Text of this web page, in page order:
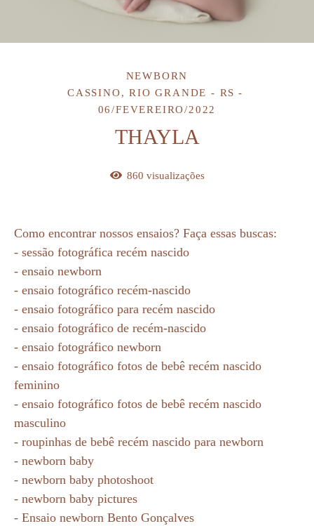
NEWBORN
CASSINO, RIO GRANDE - RS
06/FEVEREIRO/2022
THAYLA
860 visualizações
Como encontrar nossos ensaios? Faça essas buscas:
- sessão fotográfica recém nascido
- ensaio newborn
- ensaio fotográfico recém-nascido
- ensaio fotográfico para recém nascido
- ensaio fotográfico de recém-nascido
- ensaio fotográfico newborn
- ensaio fotográfico fotos de bebê recém nascido
feminino
- ensaio fotográfico fotos de bebê recém nascido
masculino
- roupinhas de bebê recém nascido para newborn
- newborn baby
- newborn baby photoshoot
- newborn baby pictures
- Ensaio newborn Bento Gonçalves